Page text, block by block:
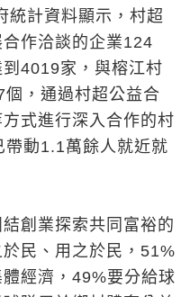
統計資料顯示，村超
作洽談的企業124
4019家，與榕江村
，通過村超公益合
式進行深入合作的村
動1.1萬餘人就近就
創業探索共同富裕的
民、用之於民，51%
經濟，49%要分給球